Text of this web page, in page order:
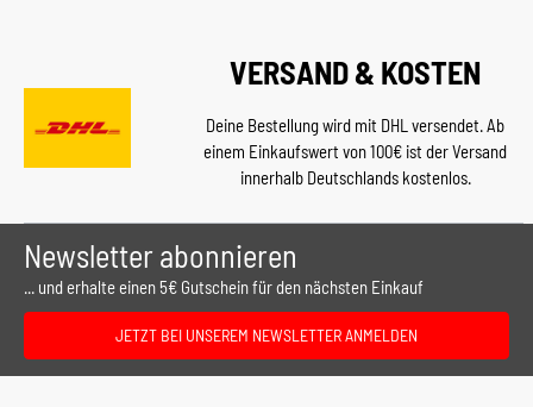
VERSAND & KOSTEN
Deine Bestellung wird mit DHL versendet. Ab
einem Einkaufswert von 100€ ist der Versand
innerhalb Deutschlands kostenlos.
Newsletter abonnieren
... und erhalte einen 5€ Gutschein für den nächsten Einkauf
JETZT BEI UNSEREM NEWSLETTER ANMELDEN